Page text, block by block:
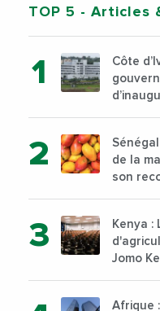
TOP 5 - Articles
Côte
de la
son
Kenya :
Jomo
Afrique